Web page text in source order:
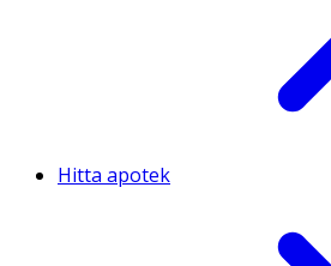
Hitta apotek